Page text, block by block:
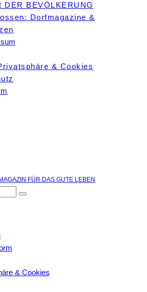
DER BEVÖLKERUNG
Dorfmagazine &
& Cookies
MAGAZIN FÜR DAS GUTE LEBEN
& Cookies